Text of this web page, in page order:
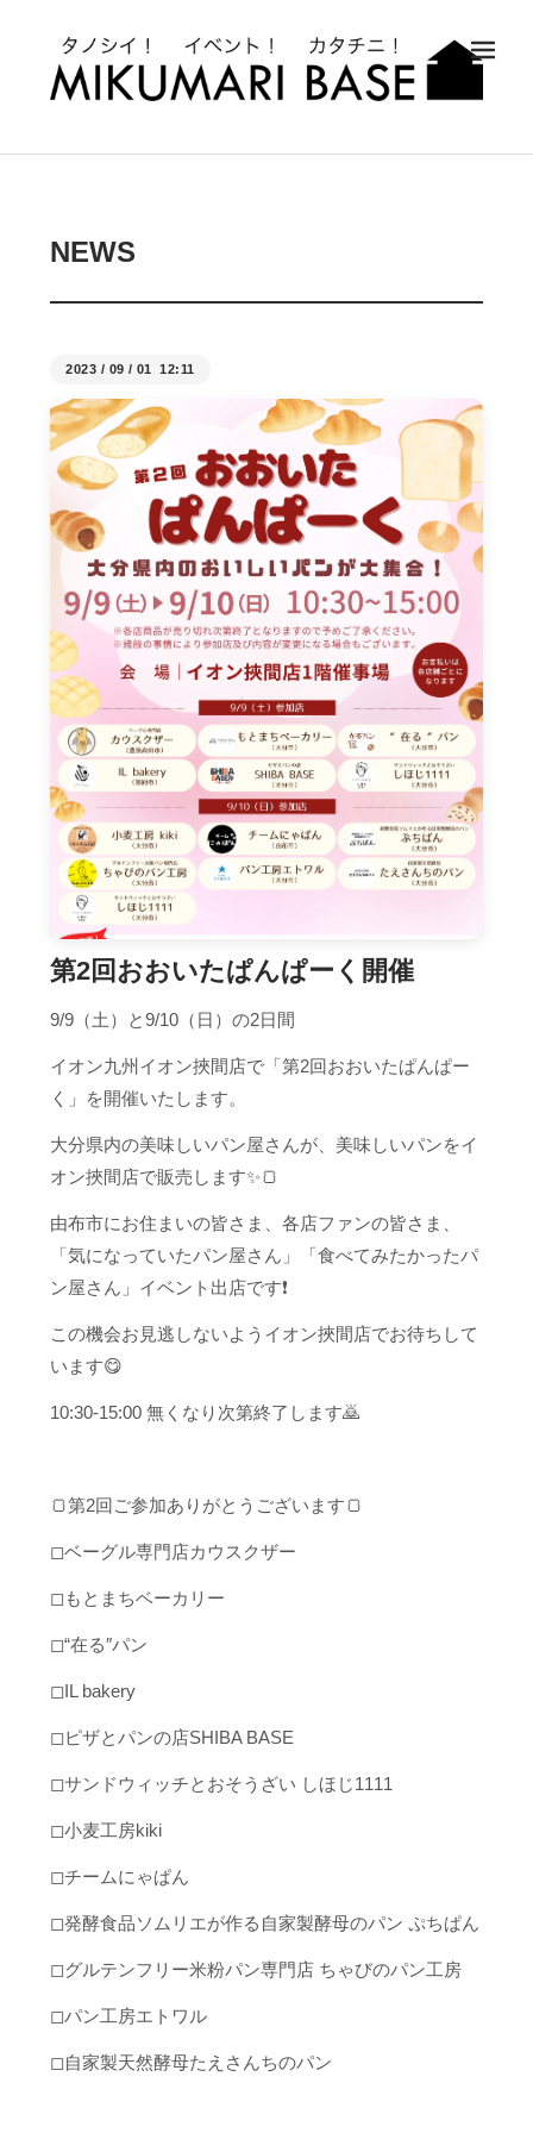
NEWS
2023 / 09 / 01 12:11
第2回おおいたぱんぱーく開催
9/9（土）と9/10（日）の2日間
イオン九州イオン挾間店で「第2回おおいたぱんぱー
く」を開催いたします。
大分県内の美味しいパン屋さんが、美味しいパンをイ
オン挾間店で販売します✨🍞
由布市にお住まいの皆さま、各店ファンの皆さま、
「気になっていたパン屋さん」「食べてみたかったパ
ン屋さん」イベント出店です❗️
この機会お見逃しないようイオン挾間店でお待ちして
います😋
10:30-15:00 無くなり次第終了します🙇
🍞第2回ご参加ありがとうございます🍞
◻︎ベーグル専門店カウスクザー
◻︎もとまちベーカリー
◻︎“在る″パン
◻︎IL bakery
◻︎ピザとパンの店SHIBA BASE
◻︎サンドウィッチとおそうざい しほじ1111
◻︎小麦工房kiki
◻︎チームにゃぱん
◻︎発酵食品ソムリエが作る自家製酵母のパン ぷちぱん
◻︎グルテンフリー米粉パン専門店 ちゃびのパン工房
◻︎パン工房エトワル
◻︎自家製天然酵母たえさんちのパン